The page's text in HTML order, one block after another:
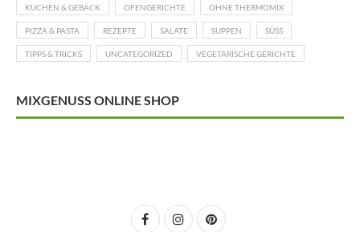
KUCHEN & GEBÄCK OFENGERICHTE OHNE THERMOMIX
PIZZA & PASTA REZEPTE SALATE SUPPEN SÜSS
TIPPS & TRICKS UNCATEGORIZED VEGETARISCHE GERICHTE
MIXGENUSS ONLINE SHOP